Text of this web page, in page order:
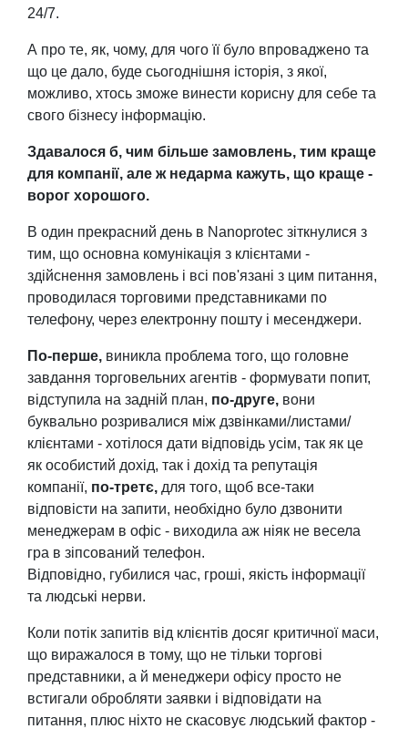
24/7.
А про те, як, чому, для чого її було впроваджено та
що це дало, буде сьогоднішня історія, з якої,
можливо, хтось зможе винести корисну для себе та
свого бізнесу інформацію.
Здавалося б, чим більше замовлень, тим краще
для компанії, але ж недарма кажуть, що краще -
ворог хорошого.
В один прекрасний день в Nanoprotec зіткнулися з
тим, що основна комунікація з клієнтами -
здійснення замовлень і всі пов'язані з цим питання,
проводилася торговими представниками по
телефону, через електронну пошту і месенджери.
По-перше, виникла проблема того, що головне
завдання торговельних агентів - формувати попит,
відступила на задній план, по-друге, вони
буквально розривалися між дзвінками/листами/
клієнтами - хотілося дати відповідь усім, так як це
як особистий дохід, так і дохід та репутація
компанії, по-третє, для того, щоб все-таки
відповісти на запити, необхідно було дзвонити
менеджерам в офіс - виходила аж ніяк не весела
гра в зіпсований телефон.
Відповідно, губилися час, гроші, якість інформації
та людські нерви.
Коли потік запитів від клієнтів досяг критичної маси,
що виражалося в тому, що не тільки торгові
представники, а й менеджери офісу просто не
встигали обробляти заявки і відповідати на
питання, плюс ніхто не скасовує людський фактор -